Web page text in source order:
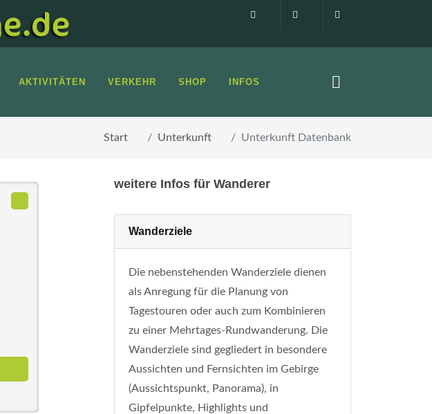
Impressum0160 99873408
AKTIVITÄTEN VERKEHR SHOP INFOS
Start Unterkunft Unterkunft Datenbank
weitere Infos für Wanderer
Wanderziele
Die nebenstehenden Wanderziele dienen
als Anregung für die Planung von
Tagestouren oder auch zum Kombinieren
zu einer Mehrtages-Rundwanderung. Die
Wanderziele sind gegliedert in besondere
Aussichten und Fernsichten im Gebirge
(Aussichtspunkt, Panorama), in
Gipfelpunkte, Highlights und